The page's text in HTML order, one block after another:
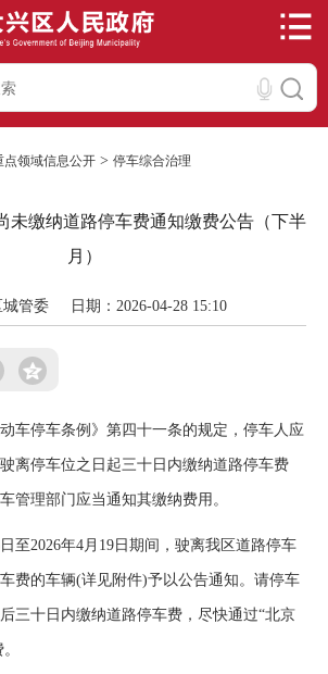
点领域信息公开 > 停车综合治理
未缴纳道路停车费通知缴费公告（下半
月）
管委 日期：2026-04-28 15:10
停车条例》第四十一条的规定，停车人应
离停车位之日起三十日内缴纳道路停车费
管理部门应当通知其缴纳费用。
2026年4月19日期间，驶离我区道路停车
费的车辆(详见附件)予以公告通知。请停车
三十日内缴纳道路停车费，尽快通过“北京